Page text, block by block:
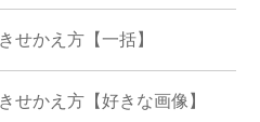
せかえ方【一括】
せかえ方【好きな画像】